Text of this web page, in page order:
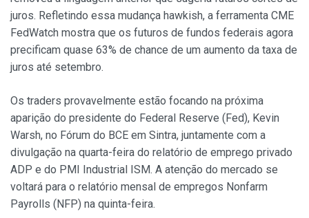
juros. Refletindo essa mudança hawkish, a ferramenta CME
FedWatch mostra que os futuros de fundos federais agora
precificam quase 63% de chance de um aumento da taxa de
juros até setembro.
Os traders provavelmente estão focando na próxima
aparição do presidente do Federal Reserve (Fed), Kevin
Warsh, no Fórum do BCE em Sintra, juntamente com a
divulgação na quarta-feira do relatório de emprego privado
ADP e do PMI Industrial ISM. A atenção do mercado se
voltará para o relatório mensal de empregos Nonfarm
Payrolls (NFP) na quinta-feira.